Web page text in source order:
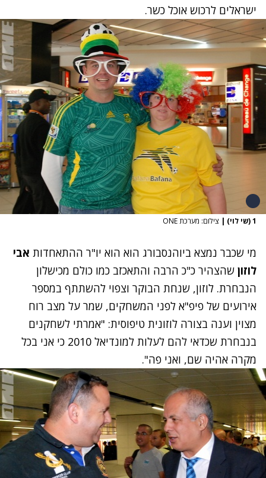
ישראלים לרכוש אוכל כשר.
1 (שי לוי) | צילום: מערכת ONE
מי שכבר נמצא ביוהנסבורג הוא הוא יו"ר ההתאחדות אבי
לוזון שהצהיר כ"כ הרבה והתאכזב כמו כולם מכישלון
הנבחרת. לוזון, שנחת הבוקר וצפוי להשתתף במספר
אירועים של פיפ"א לפני המשחקים, שמר על מצב רוח
מצוין וענה בצורה לוזונית טיפוסית: "אמרתי לשחקנים
בנבחרת שכדאי להם לעלות למונדיאל 2010 כי אני בכל
מקרה אהיה שם, ואני פה".